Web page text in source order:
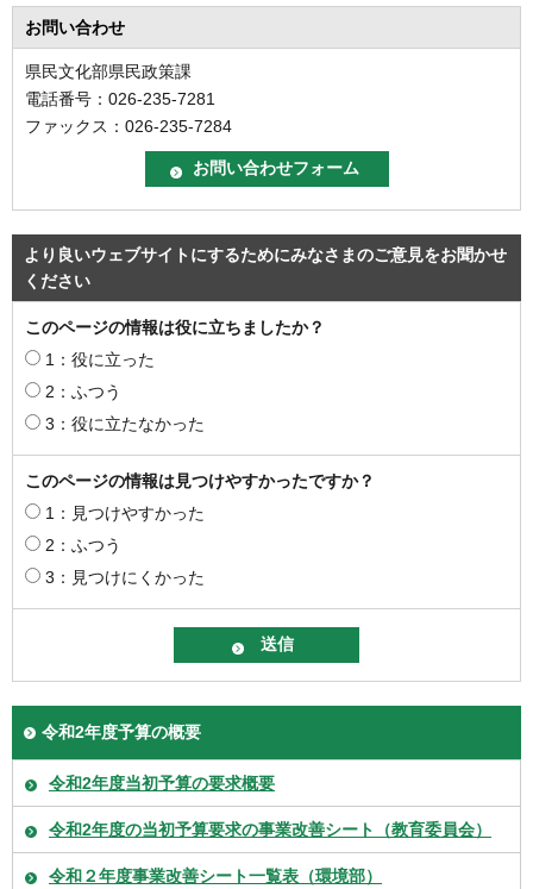
お問い合わせ
県民文化部県民政策課
電話番号：026-235-7281
ファックス：026-235-7284
より良いウェブサイトにするためにみなさまのご意見をお聞かせ
ください
このページの情報は役に立ちましたか？
1：役に立った
2：ふつう
3：役に立たなかった
このページの情報は見つけやすかったですか？
1：見つけやすかった
2：ふつう
3：見つけにくかった
令和2年度予算の概要
令和2年度当初予算の要求概要
令和2年度の当初予算要求の事業改善シート（教育委員会）
令和２年度事業改善シート一覧表（環境部）